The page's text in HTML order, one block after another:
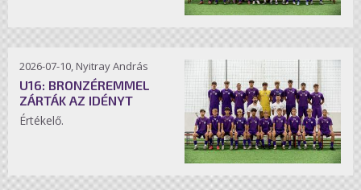
2026-07-10, Nyitray András
U16: BRONZÉREMMEL
ZÁRTÁK AZ IDÉNYT
Értékelő.